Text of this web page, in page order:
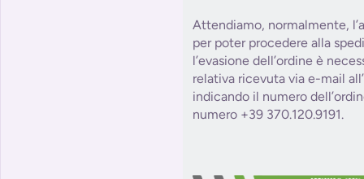
Attendiamo, normalmente,
per poter procedere alla
l’evasione dell’ordine è
relativa ricevuta via e-mail
indicando il numero
numero +39 370.120.9191.